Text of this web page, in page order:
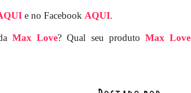
e no Facebook AQUI.
Max Love? Qual seu produto Max Love